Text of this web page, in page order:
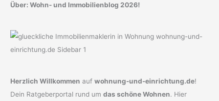
Über: Wohn- und Immobilienblog 2026!
Herzlich Willkommen aufwohnung-und-einrichtung.de!
Dein Ratgeberportal rund umdas schöne Wohnen. Hier